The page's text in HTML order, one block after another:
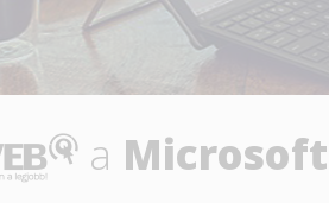
a Microsoft